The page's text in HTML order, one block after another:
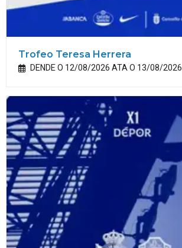
Trofeo Teresa Herrera
DENDE O 12/08/2026 ATA O 13/08/2026